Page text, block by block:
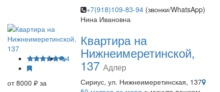
+7(918)109-83-94 (звонки/WhatsApp)
Нина Ивановна
4
от 8000 ₽ за
Квартира на
Нижнеимеретинской,
137 Адлер
Сириус, ул. Нижнеимеретинская, 137